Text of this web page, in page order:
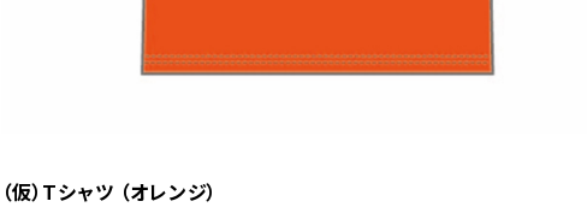
（仮）Tシャツ （オレンジ）